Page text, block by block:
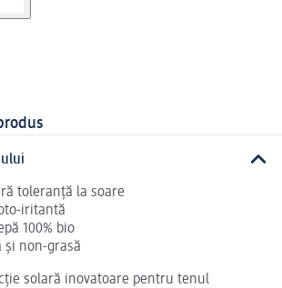
toleranță la soare
iritantă
100% bio
și non-grasă
solară inovatoare pentru tenul